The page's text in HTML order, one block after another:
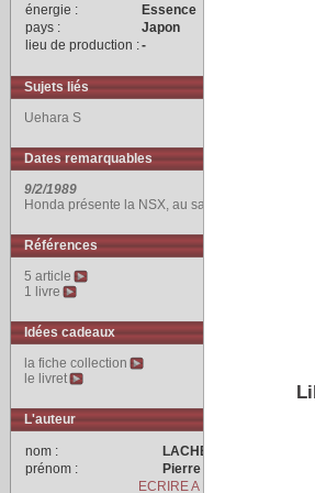
énergie :
Essence
pays :
Japon
lieu de production :-
Sujets liés
Uehara S
Dates remarquables
9/2/1989
Honda présente la NSX, au salon de Chicago.
Références
5 article
1 livre
Idées cadeaux
la fiche collection
le livret
L'auteur
nom :
LACHET
prénom :
Pierre
ECRIRE A L'AUTEUR